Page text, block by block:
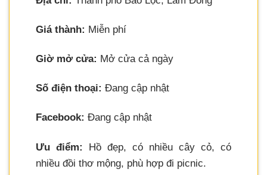
Giá thành: Miễn phí
Giờ mở cửa: Mở cửa cả ngày
Số điện thoại: Đang cập nhật
Facebook: Đang cập nhật
Ưu điểm:
Hồ đẹp, có nhiều cây cỏ, có
nhiều đồi thơ mộng, phù hợp đi picnic.